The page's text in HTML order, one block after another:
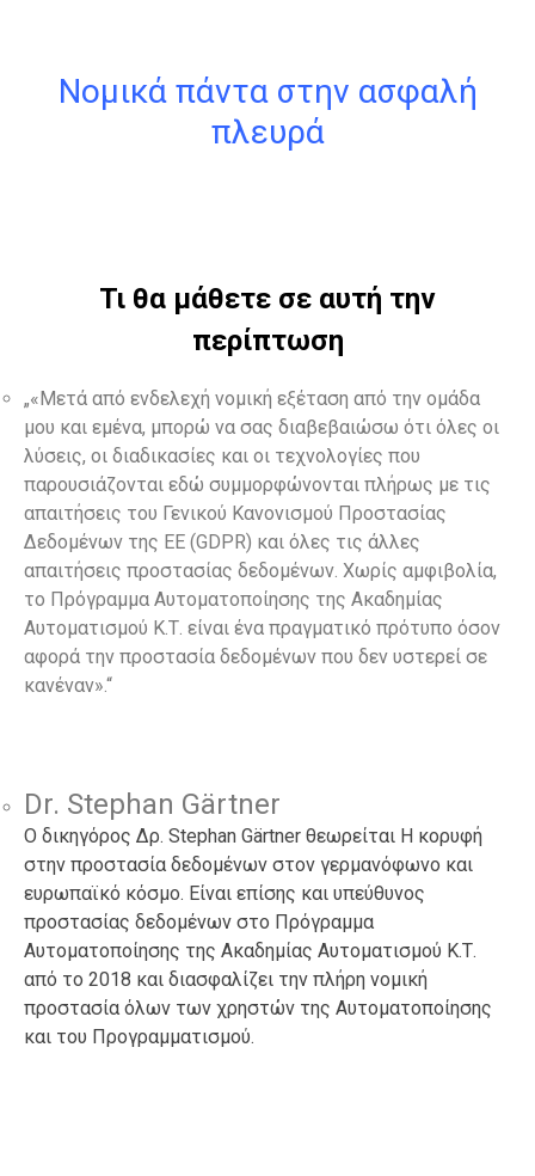
Νομικά πάντα στην ασφαλή
πλευρά
Τι θα μάθετε σε αυτή την
περίπτωση
„«Μετά από ενδελεχή νομική εξέταση από την ομάδα
μου και εμένα, μπορώ να σας διαβεβαιώσω ότι όλες οι
λύσεις, οι διαδικασίες και οι τεχνολογίες που
παρουσιάζονται εδώ συμμορφώνονται πλήρως με τις
απαιτήσεις του Γενικού Κανονισμού Προστασίας
Δεδομένων της ΕΕ (GDPR) και όλες τις άλλες
απαιτήσεις προστασίας δεδομένων. Χωρίς αμφιβολία,
το Πρόγραμμα Αυτοματοποίησης της Ακαδημίας
Αυτοματισμού Κ.Τ. είναι ένα πραγματικό πρότυπο όσον
αφορά την προστασία δεδομένων που δεν υστερεί σε
κανέναν».“
Dr. Stephan Gärtner
Ο δικηγόρος Δρ. Stephan Gärtner θεωρείται Η κορυφή
στην προστασία δεδομένων στον γερμανόφωνο και
ευρωπαϊκό κόσμο. Είναι επίσης και υπεύθυνος
προστασίας δεδομένων στο Πρόγραμμα
Αυτοματοποίησης της Ακαδημίας Αυτοματισμού Κ.Τ.
από το 2018 και διασφαλίζει την πλήρη νομική
προστασία όλων των χρηστών της Αυτοματοποίησης
και του Προγραμματισμού.